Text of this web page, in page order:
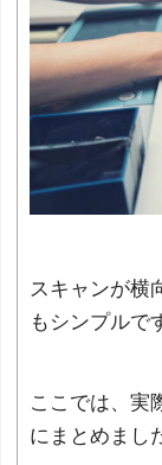
スキャンが横
もシンプルで
ここでは、実
にまとめまし